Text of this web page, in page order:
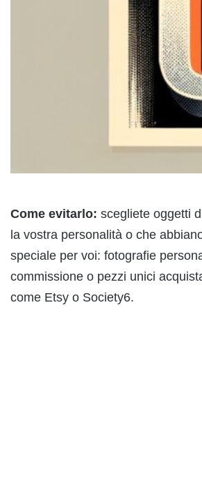
Come evitarlo: scegliete oggetti
la vostra personalità o che
speciale per voi: fotografie
commissione o pezzi unici
come Etsy o Society6.